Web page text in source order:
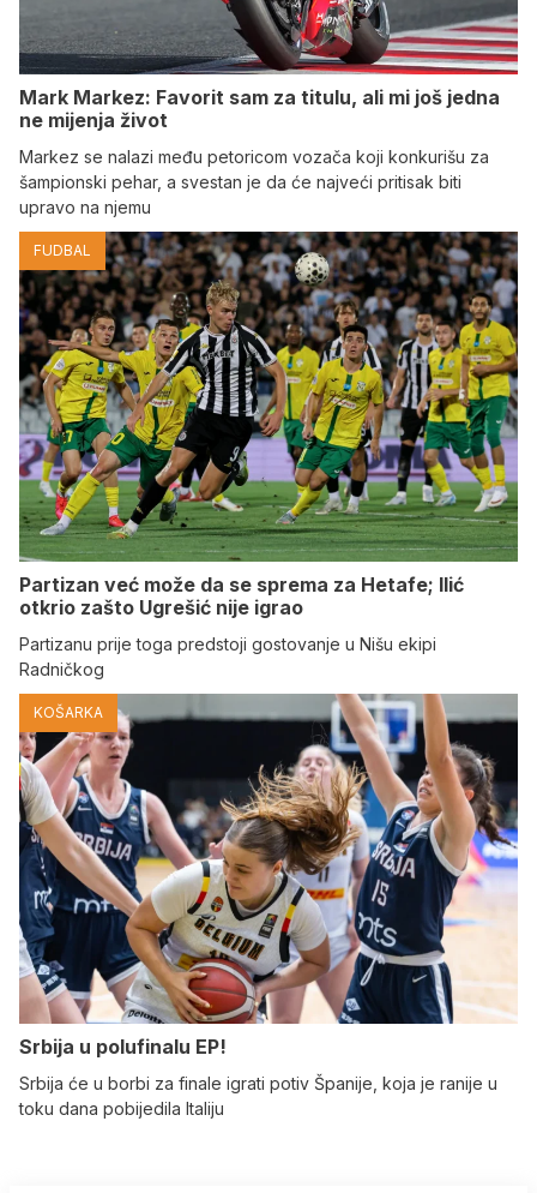
Mark Markez: Favorit sam za titulu, ali mi još jedna
ne mijenja život
Markez se nalazi među petoricom vozača koji konkurišu za
šampionski pehar, a svestan je da će najveći pritisak biti
upravo na njemu
FUDBAL
Partizan već može da se sprema za Hetafe; Ilić
otkrio zašto Ugrešić nije igrao
Partizanu prije toga predstoji gostovanje u Nišu ekipi
Radničkog
KOŠARKA
Srbija u polufinalu EP!
Srbija će u borbi za finale igrati potiv Španije, koja je ranije u
toku dana pobijedila Italiju